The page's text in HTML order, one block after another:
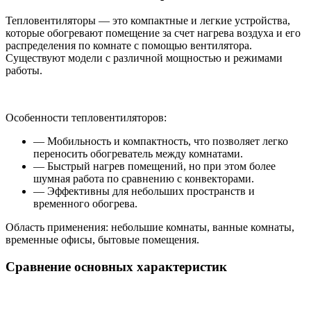
Тепловентиляторы — это компактные и легкие устройства,
которые обогревают помещение за счет нагрева воздуха и его
распределения по комнате с помощью вентилятора.
Существуют модели с различной мощностью и режимами
работы.
Особенности тепловентиляторов:
— Мобильность и компактность, что позволяет легко
переносить обогреватель между комнатами.
— Быстрый нагрев помещений, но при этом более
шумная работа по сравнению с конвекторами.
— Эффективны для небольших пространств и
временного обогрева.
Область применения: небольшие комнаты, ванные комнаты,
временные офисы, бытовые помещения.
Сравнение основных характеристик